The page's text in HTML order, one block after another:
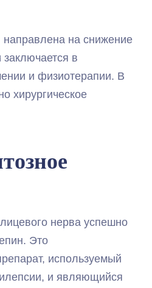
на снижение
заключается в
и физиотерапии. В
хирургическое
нерва успешно
Это
используемый
и являющийся